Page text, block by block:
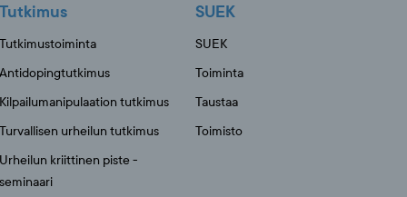
Tutkimus
Tutkimustoiminta
Antidopingtutkimus
Kilpailumanipulaation tutkimus
Turvallisen urheilun tutkimus
Urheilun kriittinen piste -
seminaari
SUEK
SUEK
Toiminta
Taustaa
Toimisto